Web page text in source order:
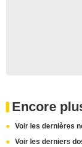
Encore
Voir les dernières
Voir les derniers